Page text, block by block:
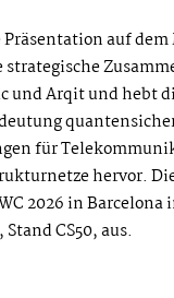
auf dem
und Arqit und hebt
für
hervor.
2026 in Barcelona
CS50, aus.